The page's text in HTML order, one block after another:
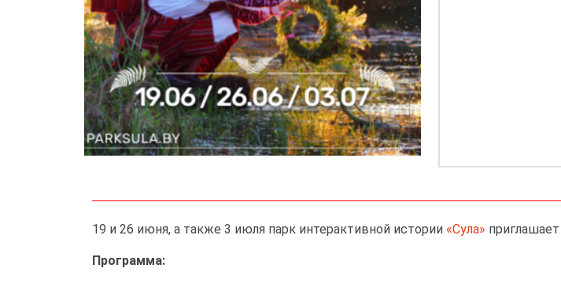
19 и 26 июня, а также 3 июля парк интерактивной истории «Сула»
Программа: